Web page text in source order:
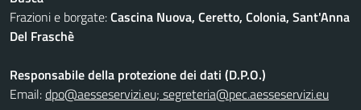
Frazioni e borgate:Cascina Nuova, Ceretto, Colonia, Sant'Anna
Del Fraschè
Responsabile della protezione dei dati (D.P.O.)
Email:dpo@aesseservizi.eu; segreteria@pec.aesseservizi.eu